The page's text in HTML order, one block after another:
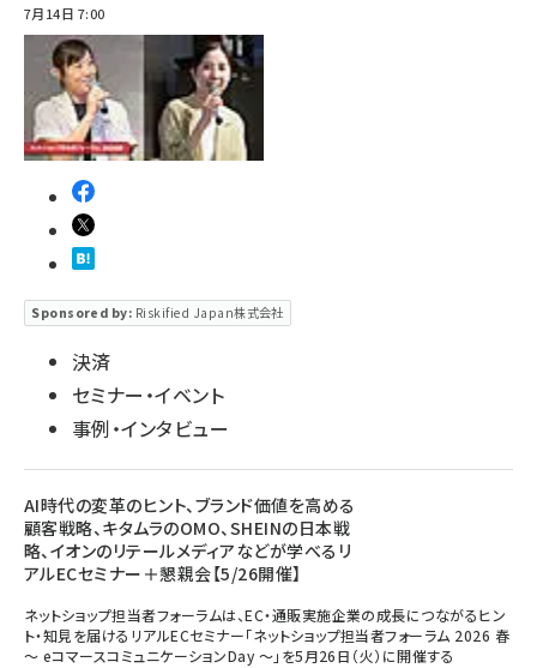
7月14日 7:00
Sponsored by: Riskified Japan株式会社
決済
セミナー・イベント
事例・インタビュー
AI時代の変革のヒント、ブランド価値を高める
顧客戦略、キタムラのOMO、SHEINの日本戦
略、イオンのリテールメディアなどが学べるリ
アルECセミナー＋懇親会【5/26開催】
ネットショップ担当者フォーラムは、EC・通販実施企業の成長につながるヒン
ト・知見を届けるリアルECセミナー「ネットショップ担当者フォーラム 2026 春
～ eコマースコミュニケーションDay ～」を5月26日（火）に開催する